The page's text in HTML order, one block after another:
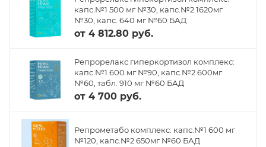
капс.№1 500 мг №30, капс.№2 1620мг
№30, капс. 640 мг №60 БАД
от 4 812.80 руб.
Репрорелакс гиперкортизол комплекс:
капс.№1 600 мг №90, капс.№2 600мг
№60, табл. 910 мг №60 БАД
от 4 700 руб.
Репрометабо комплекс: капс.№1 600 мг
№120, капс.№2 650мг №60 БАД